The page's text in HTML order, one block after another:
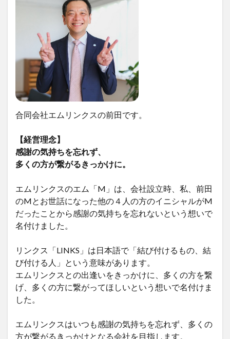
合同会社エムリンクスの前田です。
【経営理念】
感謝の気持ちを忘れず、
多くの方が繋がるきっかけに。
エムリンクスのエム「M」は、会社設立時、私、前田
のMとお世話になった他の４人の方のイニシャルがM
だったことから感謝の気持ちを忘れないという想いで
名付けました。
リンクス「LINKS」は日本語で「結び付けるもの、結
び付ける人」という意味があります。
エムリンクスとの出逢いをきっかけに、多くの方を繋
げ、多くの方に繋がってほしいという想いで名付けま
した。
エムリンクスはいつも感謝の気持ちを忘れず、多くの
方が繋がるきっかけとなる会社を目指します。